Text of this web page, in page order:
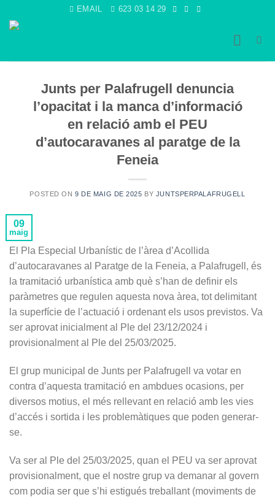
EMAIL 623 03 14 29
Junts per Palafrugell denuncia
l’opacitat i la manca d’informació
en relació amb el PEU
d’autocaravanes al paratge de la
Feneia
POSTED ON9 DE MAIG DE 2025 BY JUNTSPERPALAFRUGELL
09
maig
El Pla Especial Urbanístic de l’àrea d’Acollida
d’autocaravanes al Paratge de la Feneia, a Palafrugell, és
la tramitació urbanística amb què s’han de definir els
paràmetres que regulen aquesta nova àrea, tot delimitant
la superfície de l’actuació i ordenant els usos previstos. Va
ser aprovat inicialment al Ple del 23/12/2024 i
provisionalment al Ple del 25/03/2025.
El grup municipal de Junts per Palafrugell va votar en
contra d’aquesta tramitació en ambdues ocasions, per
diversos motius, el més rellevant en relació amb les vies
d’accés i sortida i les problemàtiques que poden generar-
se.
Va ser al Ple del 25/03/2025, quan el PEU va ser aprovat
provisionalment, que el nostre grup va demanar al govern
com podia ser que s’hi estigués treballant (moviments de